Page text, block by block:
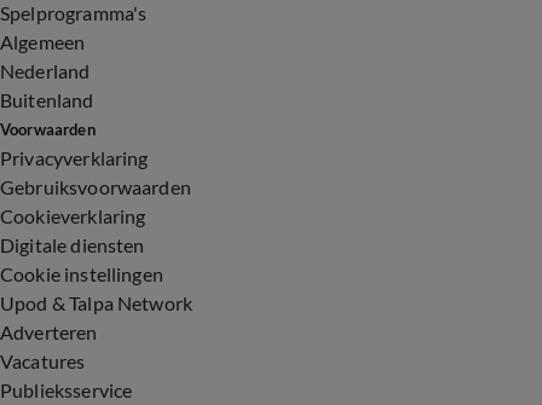
Spelprogramma's
Algemeen
Nederland
Buitenland
Voorwaarden
Privacyverklaring
Gebruiksvoorwaarden
Cookieverklaring
Digitale diensten
Cookie instellingen
Upod & Talpa Network
Adverteren
Vacatures
Publieksservice